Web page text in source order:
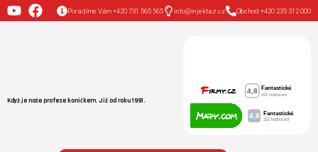
Poradíme Vám +420 731 565 565 info@injektaz.cz Obchod +420 235 312 000
Když je naše profese koníčkem. Již od roku 1991.